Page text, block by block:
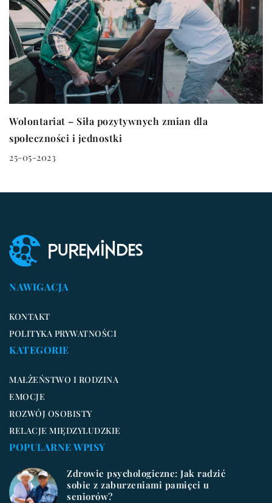
Wolontariat – Siła pozytywnych zmian dla
społeczności i jednostki
25-05-2023
NAWIGACJA
KONTAKT
POLITYKA PRYWATNOŚCI
KATEGORIE
MAŁŻEŃSTWO I RODZINA
EMOCJE
ROZWÓJ OSOBISTY
RELACJE MIĘDZYLUDZKIE
POPULARNE WPISY
Zdrowie psychologiczne: Jak radzić
sobie z zaburzeniami pamięci u
seniorów?